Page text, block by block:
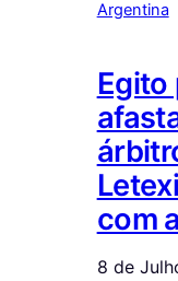
Egito
com
8 de